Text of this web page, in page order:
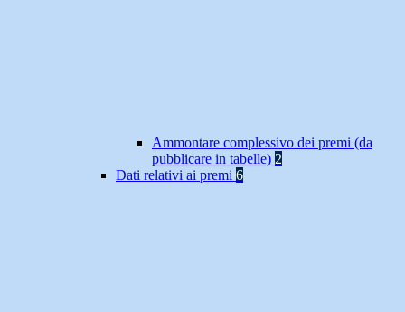
Ammontare complessivo dei premi (da
pubblicare in tabelle) 2
Dati relativi ai premi 6